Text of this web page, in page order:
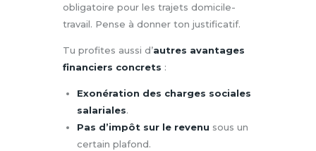
obligatoire pour les trajets domicile-
travail. Pense à donner ton justificatif.
Tu profites aussi d’autres avantages
financiers concrets :
Exonération des charges sociales
salariales.
Pas d’impôt sur le revenu sous un
certain plafond.